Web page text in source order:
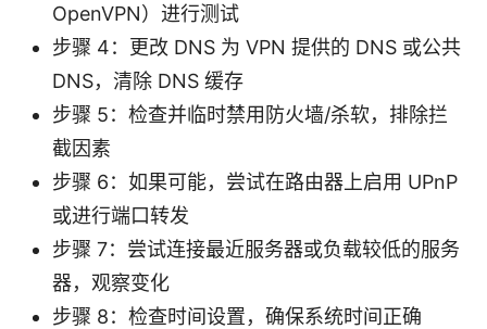
OpenVPN）进行测试
步骤 4：更改 DNS 为 VPN 提供的 DNS 或公共
DNS，清除 DNS 缓存
步骤 5：检查并临时禁用防火墙/杀软，排除拦
截因素
步骤 6：如果可能，尝试在路由器上启用 UPnP
或进行端口转发
步骤 7：尝试连接最近服务器或负载较低的服务
器，观察变化
步骤 8：检查时间设置，确保系统时间正确